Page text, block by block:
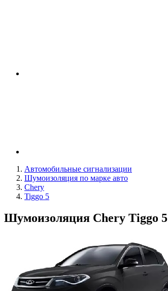
Автомобильные сигнализации
Шумоизоляция по марке авто
Chery
Tiggo 5
Шумоизоляция Chery Tiggo 5